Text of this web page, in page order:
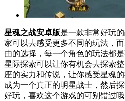
星魂之战安卓版是一款非常好玩
家可以去感受更多不同的玩法，
由的选择，每一个角色的玩法都
星际探索可以让你有机会去探索
座的实力和传说，让你感受星魂
成为一个真正的明星战士，然后
好玩，喜欢这个游戏的可别错过哦